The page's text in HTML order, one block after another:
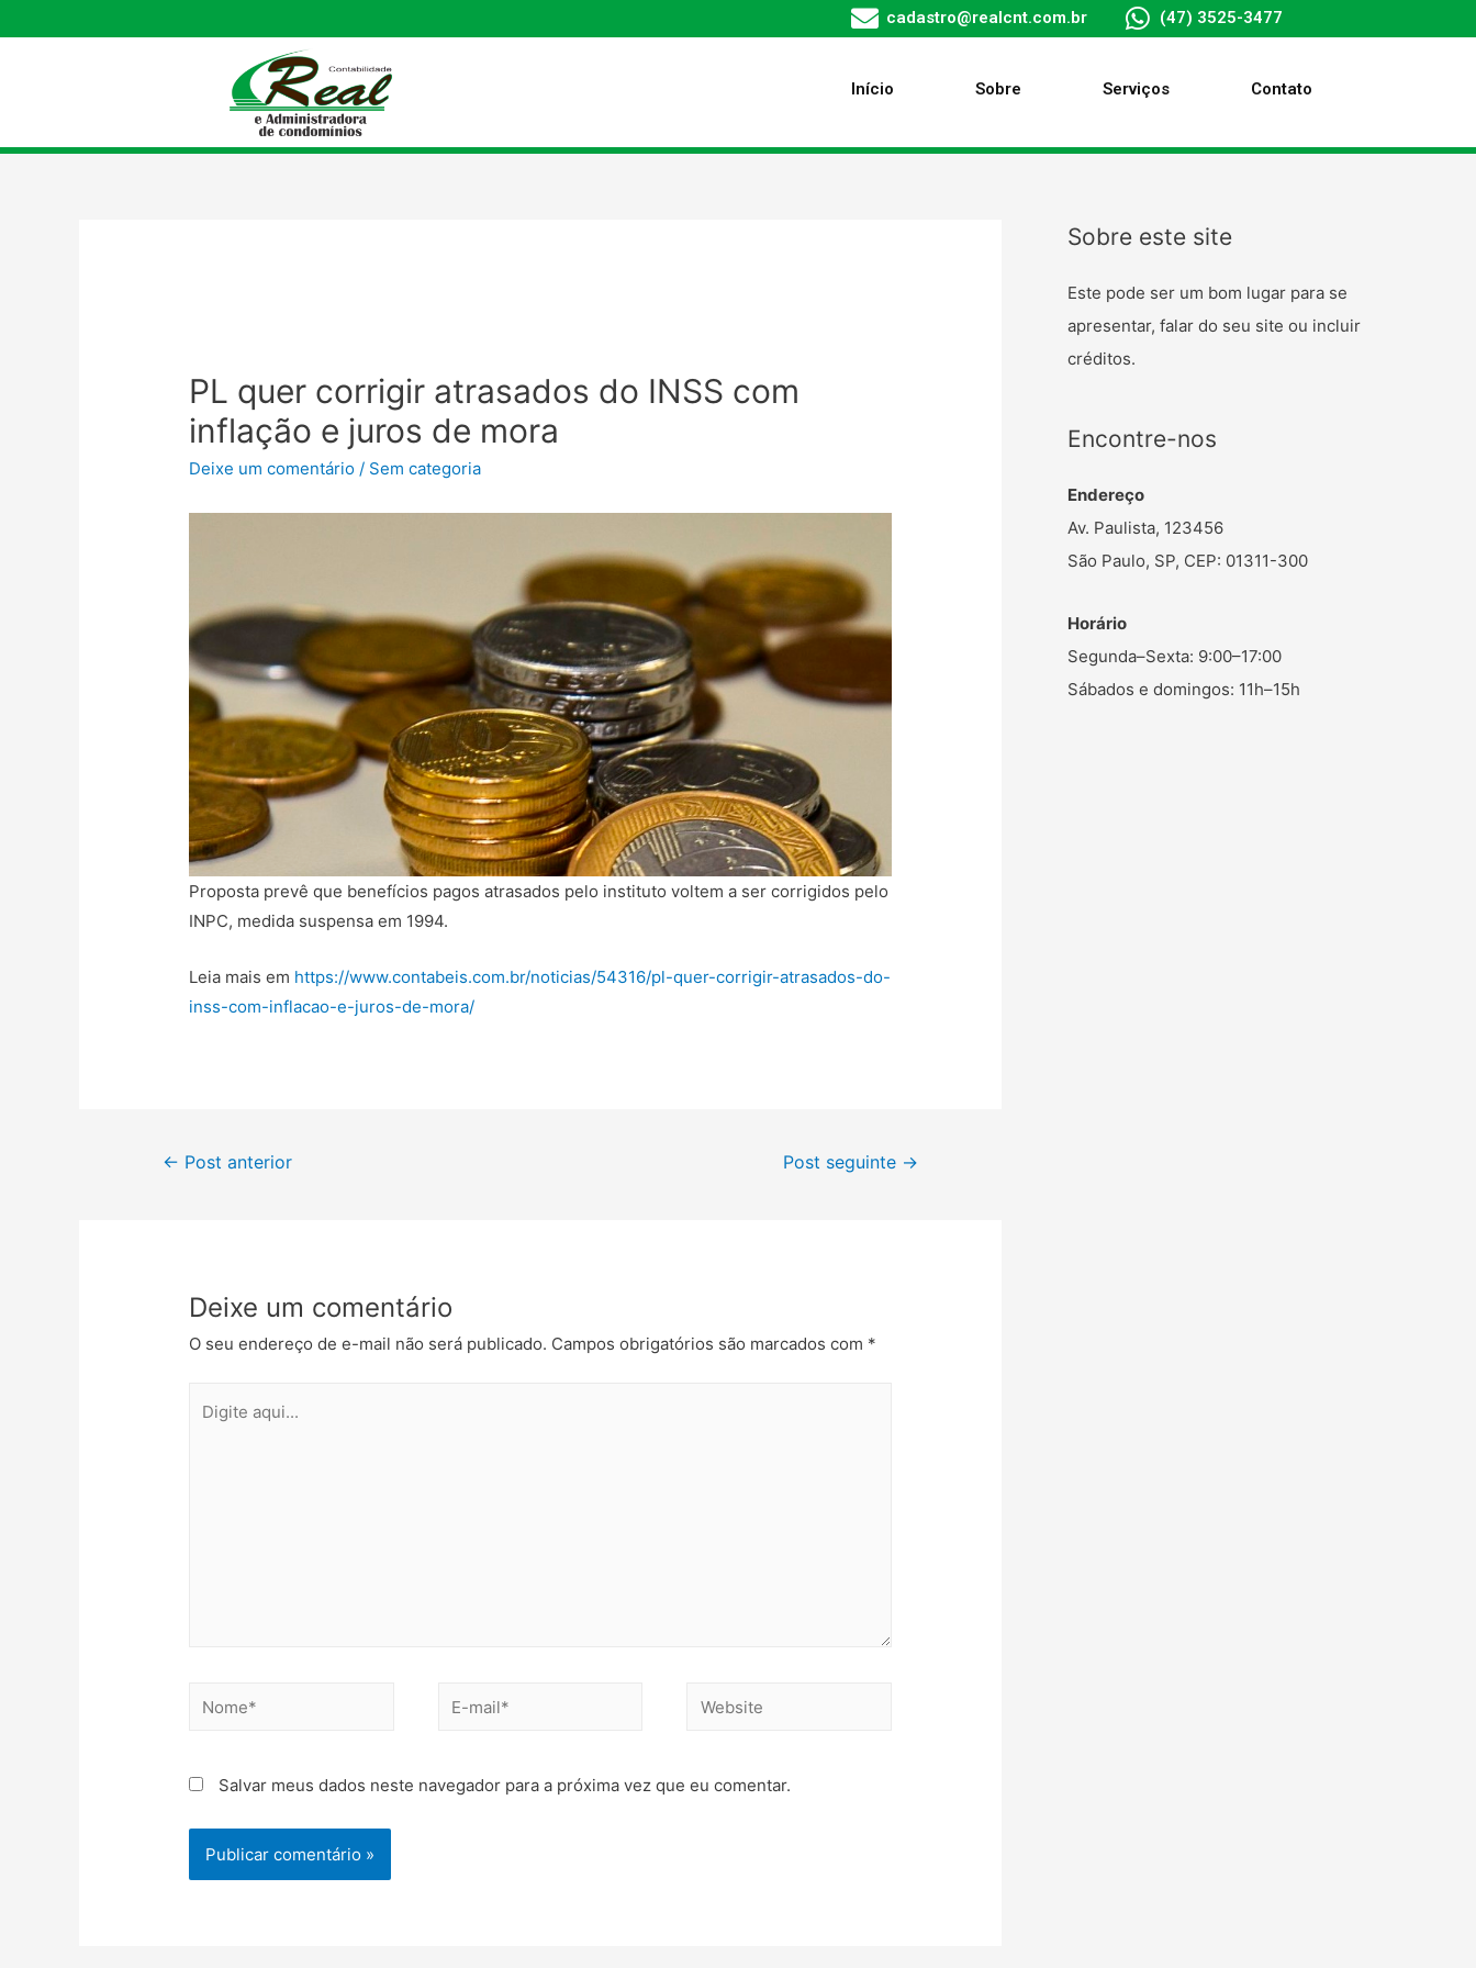
cadastro@realcnt.com.br (47) 3525-3477
Início Sobre Serviços Contato
PL quer corrigir atrasados do INSS com
inflação e juros de mora
Deixe um comentário / Sem categoria
Proposta prevê que benefícios pagos atrasados pelo instituto voltem a ser corrigidos pelo
INPC, medida suspensa em 1994.
Leia mais em https://www.contabeis.com.br/noticias/54316/pl-quer-corrigir-atrasados-do-
inss-com-inflacao-e-juros-de-mora/
← Post anterior Post seguinte →
Deixe um comentário
O seu endereço de e-mail não será publicado. Campos obrigatórios são marcados com *
Salvar meus dados neste navegador para a próxima vez que eu comentar.
Sobre este site
Este pode ser um bom lugar para se
apresentar, falar do seu site ou incluir
créditos.
Encontre-nos
Endereço
Av. Paulista, 123456
São Paulo, SP, CEP: 01311-300
Horário
Segunda–Sexta: 9:00–17:00
Sábados e domingos: 11h–15h